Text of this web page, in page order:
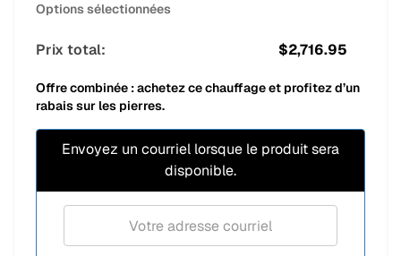
Options sélectionnées
Prix total: $2,716.95
Offre combinée : achetez ce chauffage et profitez d’un
rabais sur les pierres.
Envoyez un courriel lorsque le produit sera
disponible.